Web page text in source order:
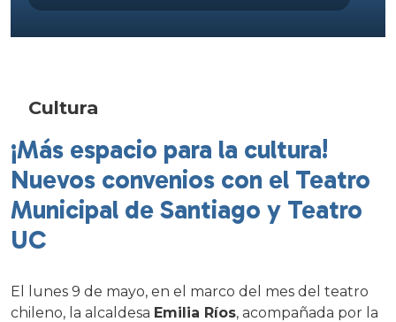
Cultura
¡Más espacio para la cultura!
Nuevos convenios con el Teatro
Municipal de Santiago y Teatro
UC
El lunes 9 de mayo, en el marco del mes del teatro
chileno, la alcaldesa Emilia Ríos, acompañada por la